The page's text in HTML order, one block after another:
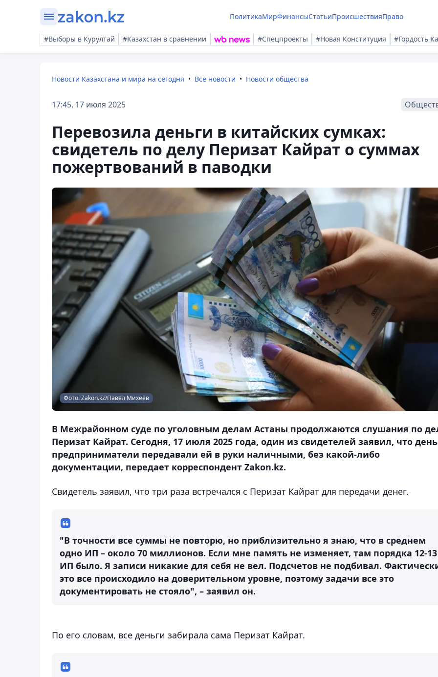
ПолитикаМирФинансыСтатьиПроисшествияПраво
#Выборы в Курултай #Казахстан в сравнении #Спецпроекты #Новая Конституция #Гордость
Новости Казахстана и мира на сегодня Все новости Новости общества
17:45, 17 июля 2025
Перевозила деньги в китайских сумках:
свидетель по делу Перизат Кайрат о суммах
пожертвований в паводки
Фото: Zakon.kz/Павел Михеев
В Межрайонном суде по уголовным делам Астаны продолжаются слушания по
Перизат Кайрат. Сегодня, 17 июля 2025 года, один из свидетелей заявил, что
предприниматели передавали ей в руки наличными, без какой-либо
документации, передает корреспондент Zakon.kz.
Свидетель заявил, что три раза встречался с Перизат Кайрат для передачи денег.
"В точности все суммы не повторю, но приблизительно я знаю, что в среднем
одно ИП – около 70 миллионов. Если мне память не изменяет, там порядка 12-13
ИП было. Я записи никакие для себя не вел. Подсчетов не подбивал.
это все происходило на доверительном уровне, поэтому задачи все это
документировать не стояло", – заявил он.
По его словам, все деньги забирала сама Перизат Кайрат.